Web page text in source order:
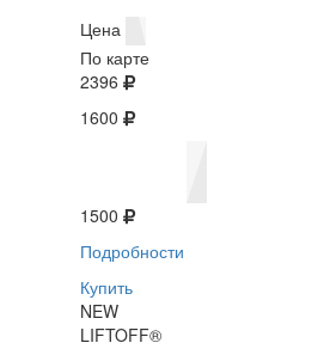
Цена
По карте
2396
1600
1500
Подробности
Купить
NEW
LIFTOFF®